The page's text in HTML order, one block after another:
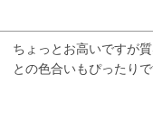
ちょっとお高いですが
との色合いもぴったり